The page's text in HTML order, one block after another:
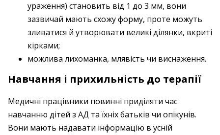
ураження) становить від 1 до 3 мм, вони
зазвичай мають схожу форму, проте можуть
зливатися й утворювати великі ділянки, вкриті
кірками;
можлива лихоманка, млявість чи виснаження.
Навчання і прихильність до терапії
Медичні працівники повинні приділяти час
навчанню дітей з АД та їхніх батьків чи опікунів.
Вони мають надавати інформацію в усній